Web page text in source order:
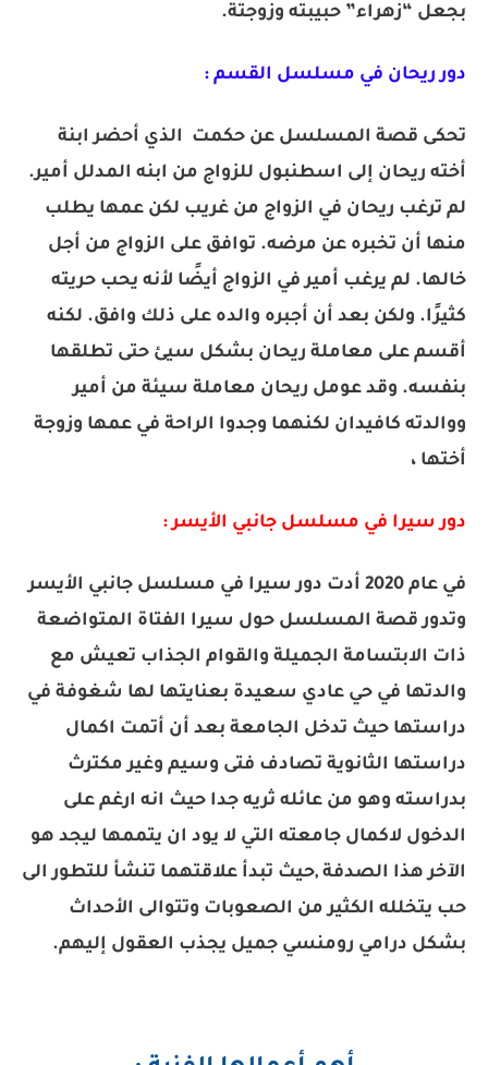
بجعل “زهراء” حبيبته وزوجتة.
دور ريحان في مسلسل القسم :
تحكى قصة المسلسل عن حكمت الذي أحضر ابنة
أخته ريحان إلى اسطنبول للزواج من ابنه المدلل أمير.
لم ترغب ريحان في الزواج من غريب لكن عمها يطلب
منها أن تخبره عن مرضه. توافق على الزواج من أجل
خالها. لم يرغب أمير في الزواج أيضًا لأنه يحب حريته
كثيرًا. ولكن بعد أن أجبره والده على ذلك وافق. لكنه
أقسم على معاملة ريحان بشكل سيئ حتى تطلقها
بنفسه. وقد عومل ريحان معاملة سيئة من أمير
ووالدته كافيدان لكنهما وجدوا الراحة في عمها وزوجة
أختها ،
دور سيرا في مسلسل جانبي الأيسر :
في عام 2020 أدت دور سيرا في مسلسل جانبي الأيسر
وتدور قصة المسلسل حول سيرا الفتاة المتواضعة
ذات الابتسامة الجميلة والقوام الجذاب تعيش مع
والدتها في حي عادي سعيدة بعنايتها لها شغوفة في
دراستها حيث تدخل الجامعة بعد أن أتمت اكمال
دراستها الثانوية تصادف فتى وسيم وغير مكترث
بدراسته وهو من عائله ثريه جدا حيث انه ارغم على
الدخول لاكمال جامعته التي لا يود ان يتممها ليجد هو
الآخر هذا الصدفة ,حيث تبدأ علاقتهما تنشأ للتطور الى
حب يتخلله الكثير من الصعوبات وتتوالى الأحداث
بشكل درامي رومنسي جميل يجذب العقول إليهم.